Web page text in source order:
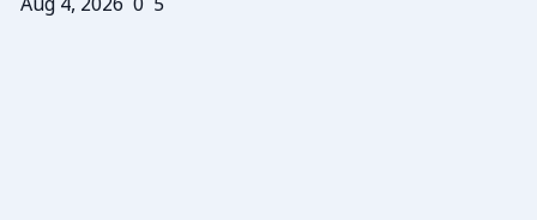
Aug 4, 2026 0 5